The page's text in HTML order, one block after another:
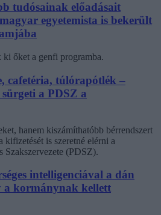
tudósainak előadásait
egyetemista is bekerült
ki őket a genfi programba.
cafetéria, túlórapótlék –
a PDSZ a
hanem kiszámíthatóbb bérrendszert
is szeretné elérni a
Szakszervezete (PDSZ).
intelligenciával a dán
a kormánynak kellett